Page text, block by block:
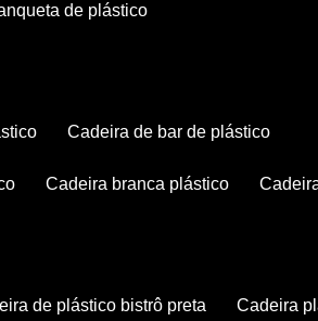
de plástico
cadeira de bar de plástico
cadeira branca plástico
de plástico bistrô preta cadeira